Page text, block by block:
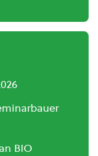
BIO